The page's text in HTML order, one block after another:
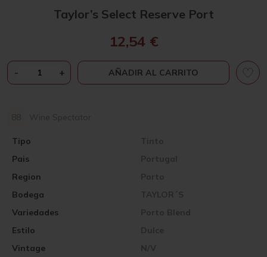
Taylor’s Select Reserve Port
Wine Spectator
Pais Portugal
Vintage N/V
Region Porto
Bodega TAYLOR´S
Variedades Porto Blend
Tipo Tinto
Estilo Dulce
12,54 €
-TAYLOR'S
SELECT
CANTIDAD
+ AÑADIR AL CARRITO